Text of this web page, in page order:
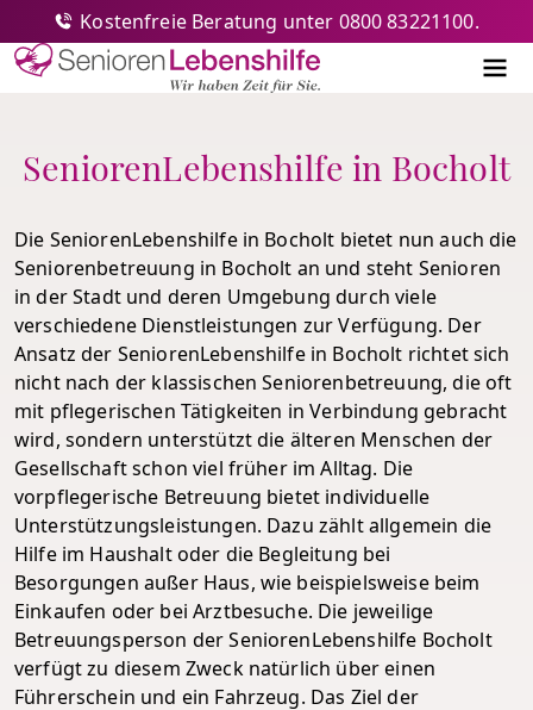
Senioren-Lebenshilfe
Kostenfreie Beratung unter 0800 83221100.
SeniorenLebenshilfe in Bocholt
Die SeniorenLebenshilfe in Bocholt bietet nun auch die
Seniorenbetreuung in Bocholt an und steht Senioren
in der Stadt und deren Umgebung durch viele
verschiedene Dienstleistungen zur Verfügung. Der
Ansatz der SeniorenLebenshilfe in Bocholt richtet sich
nicht nach der klassischen Seniorenbetreuung, die oft
mit pflegerischen Tätigkeiten in Verbindung gebracht
wird, sondern unterstützt die älteren Menschen der
Gesellschaft schon viel früher im Alltag. Die
vorpflegerische Betreuung bietet individuelle
Unterstützungsleistungen. Dazu zählt allgemein die
Hilfe im Haushalt oder die Begleitung bei
Besorgungen außer Haus, wie beispielsweise beim
Einkaufen oder bei Arztbesuche. Die jeweilige
Betreuungsperson der SeniorenLebenshilfe Bocholt
verfügt zu diesem Zweck natürlich über einen
Führerschein und ein Fahrzeug. Das Ziel der